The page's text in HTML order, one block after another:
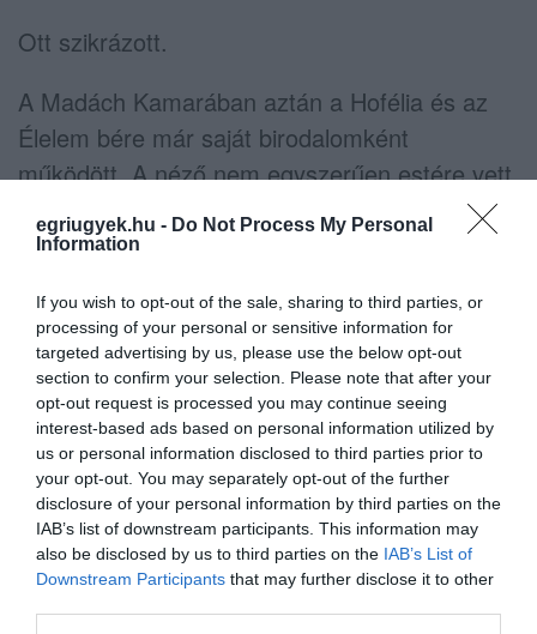
egriugyek.hu - Do Not Process My Personal
Information
If you wish to opt-out of the sale, sharing to third parties, or
processing of your personal or sensitive information for
targeted advertising by us, please use the below opt-out
section to confirm your selection. Please note that after your
opt-out request is processed you may continue seeing
interest-based ads based on personal information utilized by
us or personal information disclosed to third parties prior to
your opt-out. You may separately opt-out of the further
disclosure of your personal information by third parties on the
IAB’s list of downstream participants. This information may
also be disclosed by us to third parties on the IAB’s List of
Downstream Participants that may further disclose it to other
Ott szikrázott.
A Madách Kamarában aztán a Hofélia és az
Élelem bére már saját birodalomként
működött. A néző nem egyszerűen estére vett
jegyet. Egy országos beszélgetésbe váltott
belépőt. Mindenki tudta, hogy másnap a
grimasz, egy hangsúly. Hofi nemcsak fellépett.
Utórezgést hagyott a folyosókon. És közben
ott: ott volt a test is.
A szem, a szív, a fáradás, a műtétek, a
visszatérések. A legenda hajlamos úgy tenni,
mintha a nagy humorista csak hangból állna.
Hofi nem hangból állt. Testből is. Egy
emberből, aki újra és újra kiállt a fénybe,